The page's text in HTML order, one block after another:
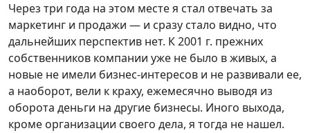
Через три года на этом месте я стал отвечать за
маркетинг и продажи — и сразу стало видно, что
дальнейших перспектив нет. К 2001 г. прежних
собственников компании уже не было в живых, а
новые не имели бизнес-интересов и не развивали ее,
а наоборот, вели к краху, ежемесячно выводя из
оборота деньги на другие бизнесы. Иного выхода,
кроме организации своего дела, я тогда не нашел.